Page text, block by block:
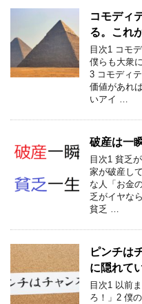
コモディ
る。これ
目次1 コモ
僕らも大衆
3 コモディ
価値があれ
いアイ …
破産は一
目次1 貧乏
家が破産し
な人「お金
乏がイヤな
貧乏 …
ピンチは
に隠れて
目次1 以前
ろ！」2 僕